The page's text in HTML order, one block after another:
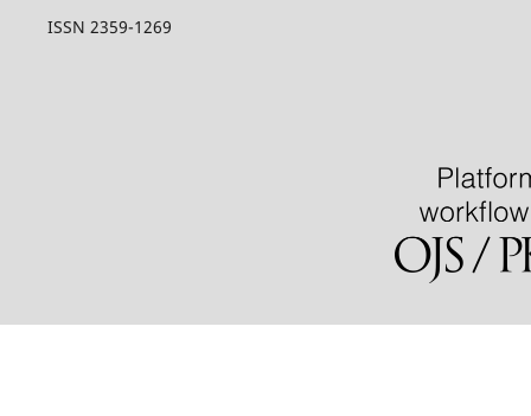
ISSN 2359-1269